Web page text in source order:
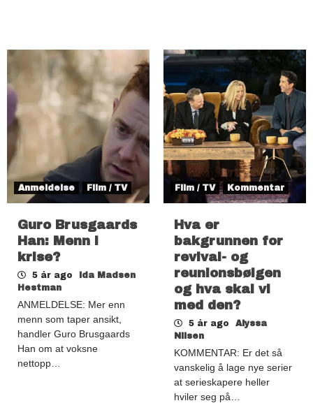
Anmeldelse Film / TV
Guro Brusgaards
Han: Menn i
krise?
5 år ago
Ida Madsen
Hestman
ANMELDELSE: Mer enn
menn som taper ansikt,
handler Guro Brusgaards
Han om at voksne
nettopp…
Film / TV Kommentar
Hva er
bakgrunnen for
revival- og
reunionsbølgen
og hva skal vi
med den?
5 år ago
Alyssa
Nilsen
KOMMENTAR: Er det så
vanskelig å lage nye serier
at serieskapere heller
hviler seg på…